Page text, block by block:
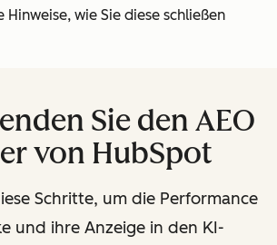
wie Sie diese schließen
Sie den AEO
von HubSpot
Schritte, um die Performance
und ihre Anzeige in den KI-